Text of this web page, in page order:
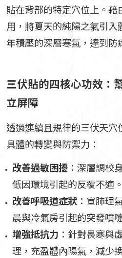
貼在背部的特定穴位上。藉
用，將夏天的純陽之氣引入
年積壓的深層寒氣，達到防
三伏貼的四核心功效：
立屏障
透過連續且規律的三伏天穴
具體的轉變與防禦力：
改善過敏困擾 ：深層調校
低因環境引起的反覆不適。
改善呼吸道症狀 ：宣肺理
晨與冷氣房引起的突發噴
增強抵抗力 ：針對畏寒與
理，充盈體內陽氣，減少